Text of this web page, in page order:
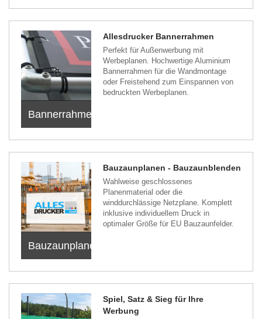
Bannerrahmen
Allesdrucker Bannerrahmen
Perfekt für Außenwerbung mit
Werbeplanen. Hochwertige Aluminium
Bannerrahmen für die Wandmontage
oder Freistehend zum Einspannen von
bedruckten Werbeplanen.
Bauzaunplanen
Bauzaunplanen - Bauzaunblenden
Wahlweise geschlossenes
Planenmaterial oder die
winddurchlässige Netzplane. Komplett
inklusive individuellem Druck in
optimaler Größe für EU Bauzaunfelder.
Spiel, Satz & Sieg für Ihre
Werbung